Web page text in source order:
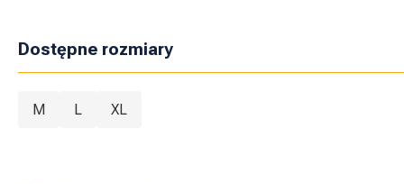
Dostępne rozmiary
M L XL